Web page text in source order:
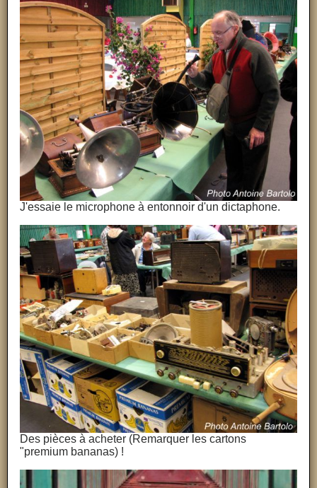
J'essaie le microphone à entonnoir d'un dictaphone.
Des pièces à acheter (Remarquer les cartons
"premium bananas) !